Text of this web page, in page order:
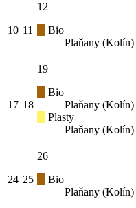
10 11
12
Bio
Plaňany (Kolín)
17 18
19
Bio
Plaňany (Kolín)
Plasty
Plaňany (Kolín)
24 25
26
Bio
Plaňany (Kolín)